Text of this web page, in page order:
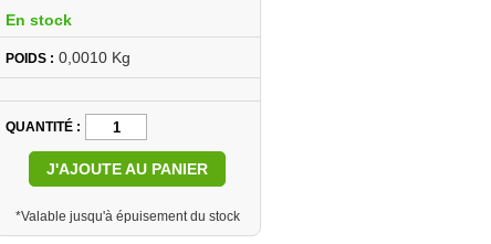
En stock
POIDS : 0,0010 Kg
QUANTITÉ
J'AJOUTE AU PANIER
*Valable jusqu'à épuisement du stock